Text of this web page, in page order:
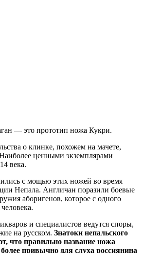
— это прототип ножа Кукри.
о клинке, похожем на мачете,
ценными экземплярами
века.
с мощью этих ножей во время
Непала. Англичан поразили боевые
аборигенов, которое с одного
и специалистов ведутся споры,
на русском. Знатоки непальского
что правильно название ножа
привычно для слуха россиянина